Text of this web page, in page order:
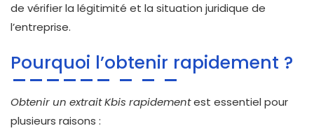
de vérifier la légitimité et la situation juridique de
l’entreprise.
Pourquoi l’obtenir rapidement ?
Obtenir un extrait Kbis rapidementest essentiel pour
plusieurs raisons :